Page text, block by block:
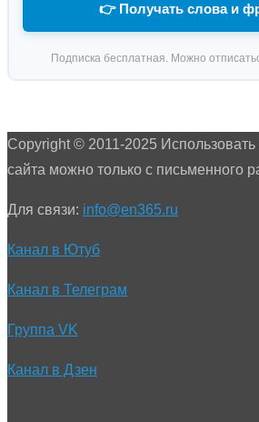
👉 Получать слова и
Подписка бесплатная. Можно
Copyright © 2011-2025
сайта можно только с письменного
Для связи: info@en365.ru
Канал в Ютуб
Канал в Телеграм
Группа VK
Канал в Дзен